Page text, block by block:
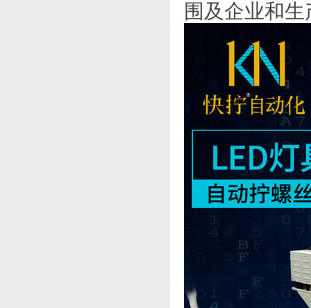
围及企业和